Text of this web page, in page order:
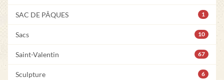
SAC DE PÂQUES 1
Sacs 10
Saint-Valentin 67
Sculpture 6